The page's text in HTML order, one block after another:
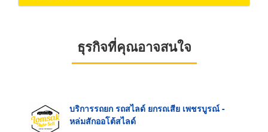
ธุรกิจที่คุณอาจสนใจ
บริการรถยก รถสไลด์ ยกรถเสีย เพชรบูรณ์ -
หล่มสักออโต้สไลด์